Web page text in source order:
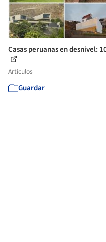
Casas peruanas en desnivel:
Artículos
Guardar